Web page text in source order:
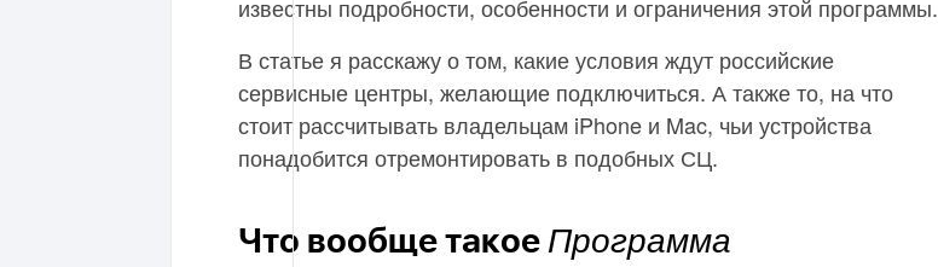
известны подробности, особенности и ограничения этой программы.
В статье я расскажу о том, какие условия ждут российские
сервисные центры, желающие подключиться. А также то, на что
стоит рассчитывать владельцам iPhone и Mac, чьи устройства
понадобится отремонтировать в подобных СЦ.
Что вообще такое Программа